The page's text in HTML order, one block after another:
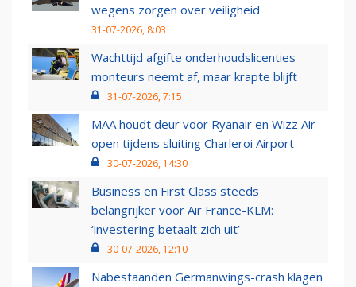
wegens zorgen over veiligheid
31-07-2026, 8:03
Wachttijd afgifte onderhoudslicenties
monteurs neemt af, maar krapte blijft
31-07-2026, 7:15
MAA houdt deur voor Ryanair en Wizz Air
open tijdens sluiting Charleroi Airport
30-07-2026, 14:30
Business en First Class steeds
belangrijker voor Air France-KLM:
‘investering betaalt zich uit’
30-07-2026, 12:10
Nabestaanden Germanwings-crash klagen